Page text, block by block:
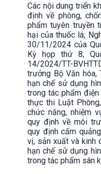
Các nội dung triển
định về phòng,
phẩm tuyên truyền
hại của thuốc lá;
30/11/2024 của
Kỳ họp thứ 8,
14/2024/TT-
trưởng Bộ Văn hóa,
hạn chế sử dụng
trong tác phẩm điện
thực thi Luật
chức năng, nhiệm
quy định về môi
quy định cấm
vị, sản xuất và kinh
hạn chế sử dụng
trong tác phẩm sân